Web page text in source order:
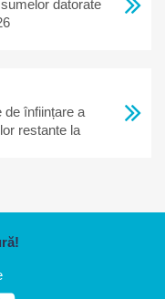
datorate
de înființare a
restante la